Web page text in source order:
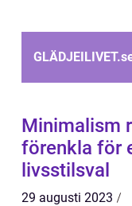
GLÄDJEILIVET.
Minimalism
förenkla för
livsstilsval
29 augusti 2023